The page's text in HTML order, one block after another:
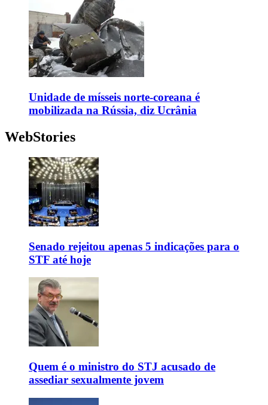
Unidade de mísseis norte-coreana é
mobilizada na Rússia, diz Ucrânia
WebStories
Senado rejeitou apenas 5 indicações para o
STF até hoje
Quem é o ministro do STJ acusado de
assediar sexualmente jovem